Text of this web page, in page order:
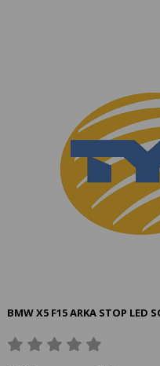
BMW X5 F15 ARKA STOP LED